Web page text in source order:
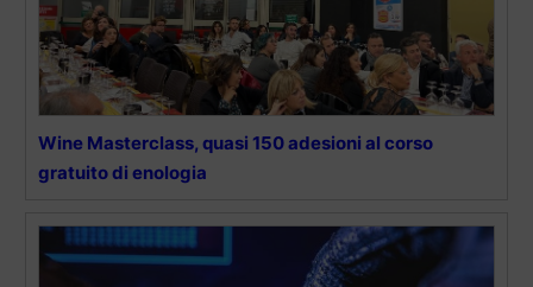
Wine Masterclass, quasi 150 adesioni al corso
gratuito di enologia